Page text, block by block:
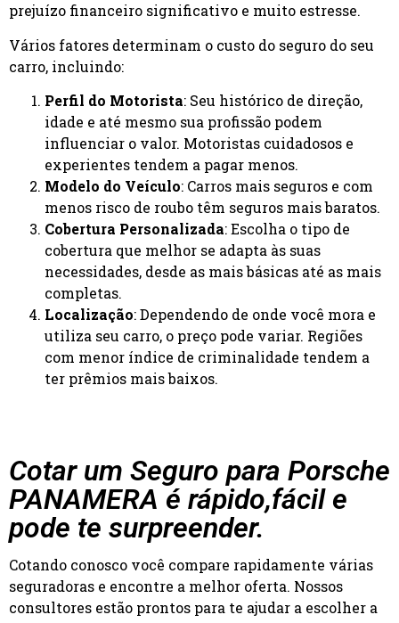
prejuízo financeiro significativo e muito estresse.
Vários fatores determinam o custo do seguro do seu
carro, incluindo:
Perfil do Motorista: Seu histórico de direção,
idade e até mesmo sua profissão podem
influenciar o valor. Motoristas cuidadosos e
experientes tendem a pagar menos.
Modelo do Veículo: Carros mais seguros e com
menos risco de roubo têm seguros mais baratos.
Cobertura Personalizada: Escolha o tipo de
cobertura que melhor se adapta às suas
necessidades, desde as mais básicas até as mais
completas.
Localização: Dependendo de onde você mora e
utiliza seu carro, o preço pode variar. Regiões
com menor índice de criminalidade tendem a
ter prêmios mais baixos.
Cotar um Seguro para Porsche
PANAMERA é rápido,fácil e
pode te surpreender.
Cotando conosco você compare rapidamente várias
seguradoras e encontre a melhor oferta. Nossos
consultores estão prontos para te ajudar a escolher a